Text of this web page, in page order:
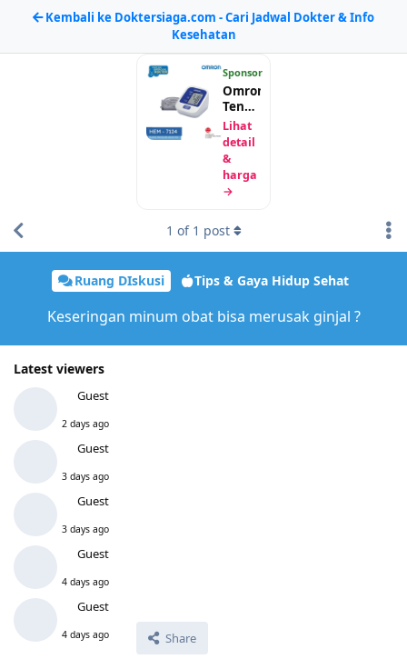
Kembali ke Doktersiaga.com - Cari Jadwal Dokter & Info
Kesehatan
Sponsor
Omron
Tensimeter
Digital
HEM-
7124
Lihat
detail
&
harga
→
Ruang DIskusi Tips & Gaya Hidup Sehat
Keseringan minum obat bisa merusak ginjal ?
Latest viewers
Guest
2 days ago
Guest
3 days ago
Guest
3 days ago
Guest
4 days ago
Guest
4 days ago Share
1 of 1 post